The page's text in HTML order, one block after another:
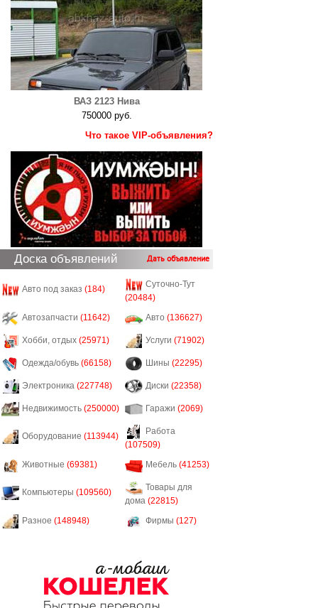
ВАЗ 2123 Нива
750000 руб.
Что такое VIP-объявления?
Доска объявлений Дать объявление
Авто под заказ (184)
Суточно-Тут
(20484)
Автозапчасти (11642) Авто (136627)
Хобби, отдых (25971) Услуги (71902)
Одежда/обувь (66158) Шины (22295)
Электроника (227748) Диски (22358)
Недвижимость (250000) Гаражи (2069)
Оборудование (113944)
Работа
(107509)
Животные (69381) Мебель (41253)
Компьютеры (109560)
Товары для
дома (22815)
Разное (148948) Фирмы (127)